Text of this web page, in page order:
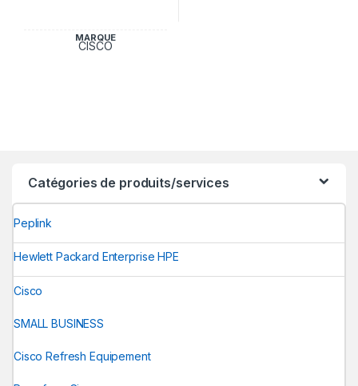
MARQUE
CISCO
Catégories de produits/services
Peplink
Hewlett Packard Enterprise HPE
Cisco
SMALL BUSINESS
Cisco Refresh Equipement